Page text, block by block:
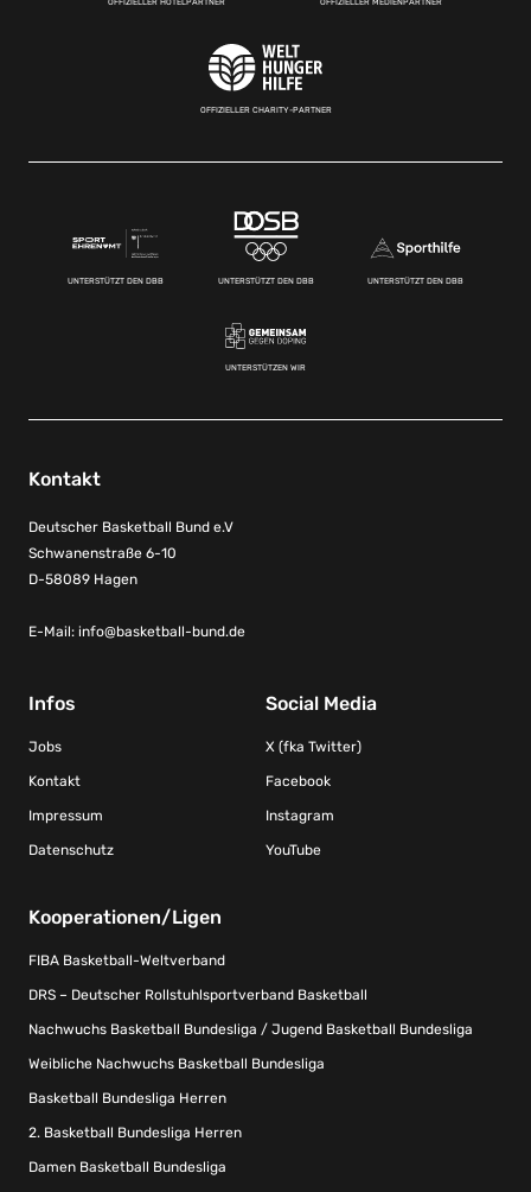
OFFIZIELLER HOTELPARTNER OFFIZIELLER MEDIENPARTNER
OFFIZIELLER CHARITY-PARTNER
UNTERSTÜTZT DEN DBB UNTERSTÜTZT DEN DBB UNTERSTÜTZT DEN DBB
UNTERSTÜTZEN WIR
Kontakt
Deutscher Basketball Bund e.V
Schwanenstraße 6-10
D-58089 Hagen
E-Mail: info@basketball-bund.de
Infos
Jobs
Kontakt
Impressum
Datenschutz
Social Media
X (fka Twitter)
Facebook
Instagram
YouTube
Kooperationen/Ligen
FIBA Basketball-Weltverband
DRS – Deutscher Rollstuhlsportverband Basketball
Nachwuchs Basketball Bundesliga / Jugend Basketball Bundesliga
Weibliche Nachwuchs Basketball Bundesliga
Basketball Bundesliga Herren
2. Basketball Bundesliga Herren
Damen Basketball Bundesliga